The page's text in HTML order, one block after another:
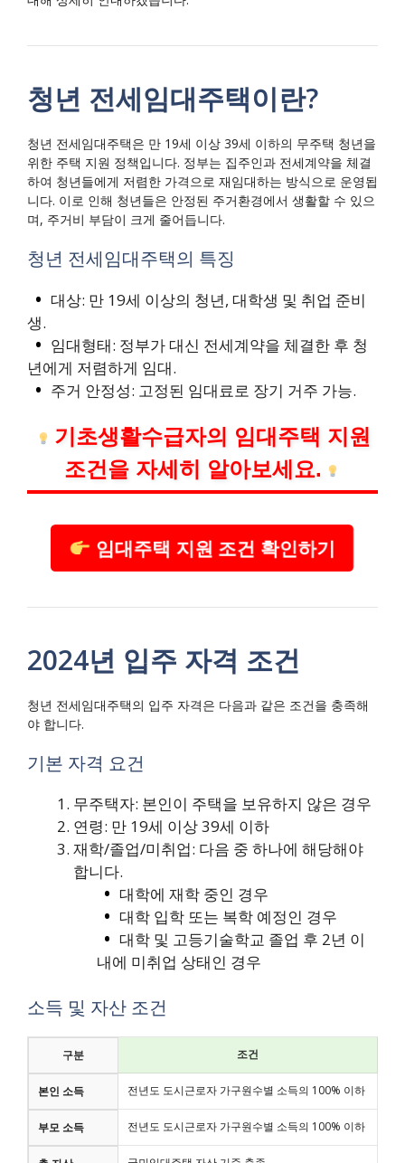
청년 전세임대주택이란?
청년 전세임대주택은 만 19세 이상 39세 이하의 무주택 청년을
위한 주택 지원 정책입니다. 정부는 집주인과 전세계약을 체결
하여 청년들에게 저렴한 가격으로 재임대하는 방식으로 운영됩
니다. 이로 인해 청년들은 안정된 주거환경에서 생활할 수 있으
며, 주거비 부담이 크게 줄어듭니다.
청년 전세임대주택의 특징
대상: 만 19세 이상의 청년, 대학생 및 취업 준비
생.
임대형태: 정부가 대신 전세계약을 체결한 후 청
년에게 저렴하게 임대.
주거 안정성: 고정된 임대료로 장기 거주 가능.
기초생활수급자의 임대주택 지원
조건을 자세히 알아보세요.
임대주택 지원 조건 확인하기
2024년 입주 자격 조건
청년 전세임대주택의 입주 자격은 다음과 같은 조건을 충족해
야 합니다.
기본 자격 요건
무주택자: 본인이 주택을 보유하지 않은 경우
연령: 만 19세 이상 39세 이하
재학/졸업/미취업: 다음 중 하나에 해당해야
합니다.
대학에 재학 중인 경우
대학 입학 또는 복학 예정인 경우
대학 및 고등기술학교 졸업 후 2년 이
내에 미취업 상태인 경우
소득 및 자산 조건
구분 조건
본인 소득 전년도 도시근로자 가구원수별 소득의 100% 이하
부모 소득 전년도 도시근로자 가구원수별 소득의 100% 이하